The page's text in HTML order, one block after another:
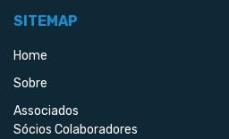
SITEMAP
Home
Sobre
Associados
Sócios Colaboradores